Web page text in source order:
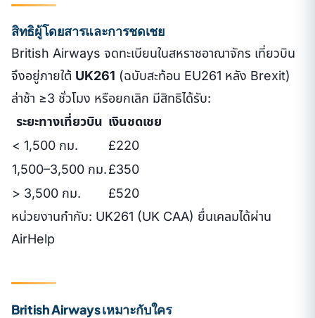
สิทธิผู้โดยสารและการชดเชย
British Airways จดทะเบียนในสหราชอาณาจักร เที่ยวบิน
จึงอยู่ภายใต้ UK261 (ฉบับสะท้อน EU261 หลัง Brexit)
ล่าช้า ≥3 ชั่วโมง หรือยกเลิก มีสิทธิได้รับ:
ระยะทางเที่ยวบิน เงินชดเชย
< 1,500 กม.
£220
1,500–3,500 กม.£350
> 3,500 กม.
£520
หน่วยงานกำกับ: UK261 (UK CAA) ยื่นเคลมได้ผ่าน
AirHelp
British Airways เหมาะกับใคร